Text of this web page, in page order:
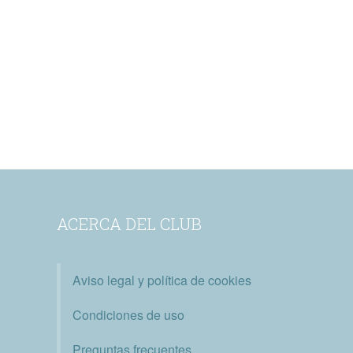
ACERCA DEL CLUB
Aviso legal y política de cookies
Condiciones de uso